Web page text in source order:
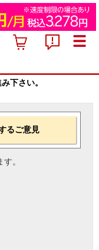
下さい。
るご意見
。